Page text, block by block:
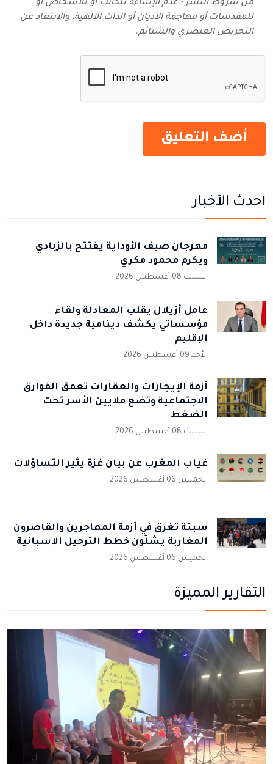
من شروط النشر : عدم الإساءة للكاتب أو للأشخاص أو
للمقدسات أو مهاجمة الأديان أو الذات الإلهية، والابتعاد عن
التحريض العنصري والشتائم‬.
أحدث الأخبار
مهرجان صيف الأوداية يفتتح بالزبادي
ويكرم محمود مكري
السبت 08 أغسطس 2026
عامل أزيلال يقلب المعادلة ولقاء
مؤسساتي يكشف دينامية جديدة داخل
الإقليم
الأحد 09 أغسطس 2026
أزمة الإيجارات والعقارات تعمق الفوارق
الاجتماعية وتضع ملايين الأسر تحت
الضغط
السبت 08 أغسطس 2026
غياب المغرب عن بيان غزة يثير التساؤلات
الخميس 06 أغسطس 2026
سبتة تغرق في أزمة المهاجرين والقاصرون
المغاربة يشلّون خطط الترحيل الإسبانية
الخميس 06 أغسطس 2026
التقارير المميزة